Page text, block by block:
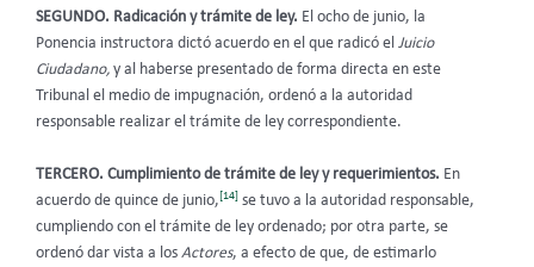
SEGUNDO. Radicación y trámite de ley. El ocho de junio, la
Ponencia instructora dictó acuerdo en el que radicó el Juicio
Ciudadano, y al haberse presentado de forma directa en este
Tribunal el medio de impugnación, ordenó a la autoridad
responsable realizar el trámite de ley correspondiente.
TERCERO. Cumplimiento de trámite de ley y requerimientos. En
acuerdo de quince de junio,[14] se tuvo a la autoridad responsable,
cumpliendo con el trámite de ley ordenado; por otra parte, se
ordenó dar vista a los Actores, a efecto de que, de estimarlo